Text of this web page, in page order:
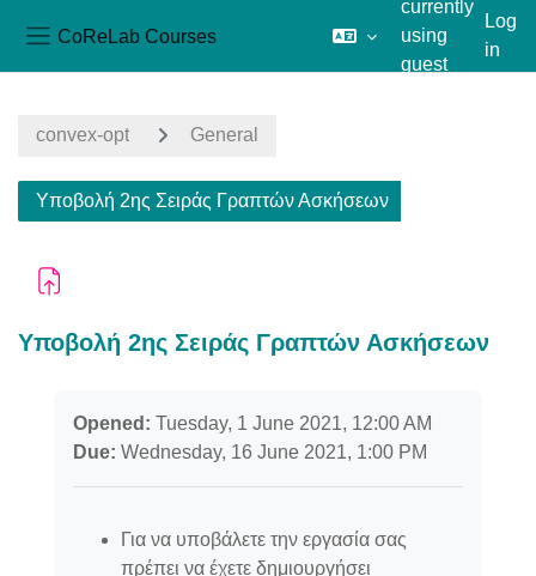
CoReLab Courses
currently
using
guest
Log
in
convex-opt General
Υποβολή 2ης Σειράς Γραπτών Ασκήσεων
Υποβολή 2ης Σειράς Γραπτών Ασκήσεων
Opened: Tuesday, 1 June 2021, 12:00 AM
Due: Wednesday, 16 June 2021, 1:00 PM
Για να υποβάλετε την εργασία σας
πρέπει να έχετε δημιουργήσει